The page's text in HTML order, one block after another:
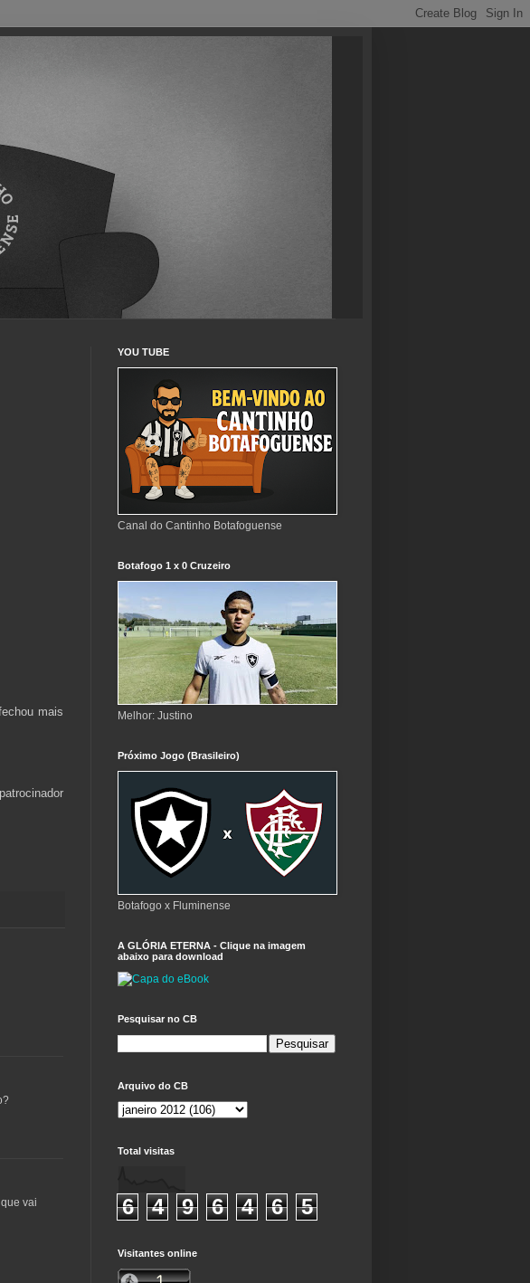
mais
vai
YOU TUBE
Canal do Cantinho Botafoguense
Botafogo 1 x 0 Cruzeiro
Melhor: Justino
Próximo Jogo (Brasileiro)
Botafogo x Fluminense
A GLÓRIA ETERNA - Clique na imagem
abaixo para download
Pesquisar no CB
Arquivo do CB
Total visitas
6 4 9 6 4 6 5
Visitantes online